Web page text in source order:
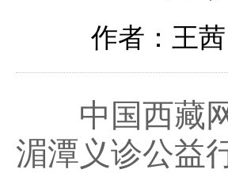
作者：王茜
中国西藏网
湄潭义诊公益